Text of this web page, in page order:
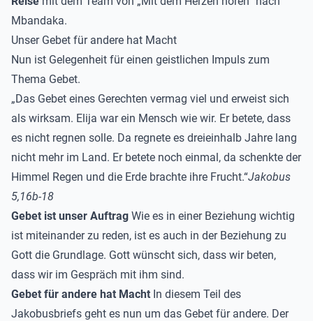
Mbandaka.
Unser Gebet für andere hat Macht
Nun ist Gelegenheit für einen geistlichen Impuls zum
Thema Gebet.
„Das Gebet eines Gerechten vermag viel und erweist sich
als wirksam. Elija war ein Mensch wie wir. Er betete, dass
es nicht regnen solle. Da regnete es dreieinhalb Jahre lang
nicht mehr im Land. Er betete noch einmal, da schenkte der
Himmel Regen und die Erde brachte ihre Frucht.“Jakobus
5,16b-18
Gebet ist unser Auftrag Wie es in einer Beziehung wichtig
ist miteinander zu reden, ist es auch in der Beziehung zu
Gott die Grundlage. Gott wünscht sich, dass wir beten,
dass wir im Gespräch mit ihm sind.
Gebet für andere hat Macht In diesem Teil des
Jakobusbriefs geht es nun um das Gebet für andere. Der